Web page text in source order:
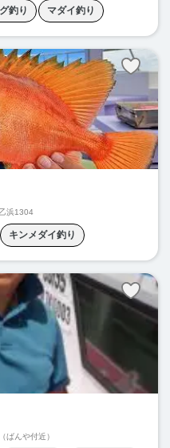
釣り マダイ釣り
り 泳がせ釣り
浜1304
キンメダイ釣り
スルメイカ釣り
ばんや付近）